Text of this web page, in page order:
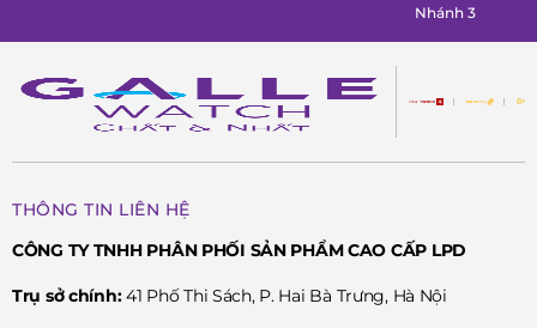
Nhánh 3
THÔNG TIN LIÊN HỆ
CÔNG TY TNHH PHÂN PHỐI SẢN PHẨM CAO CẤP LPD
Trụ sở chính:41 Phố Thi Sách, P. Hai Bà Trưng, Hà Nội